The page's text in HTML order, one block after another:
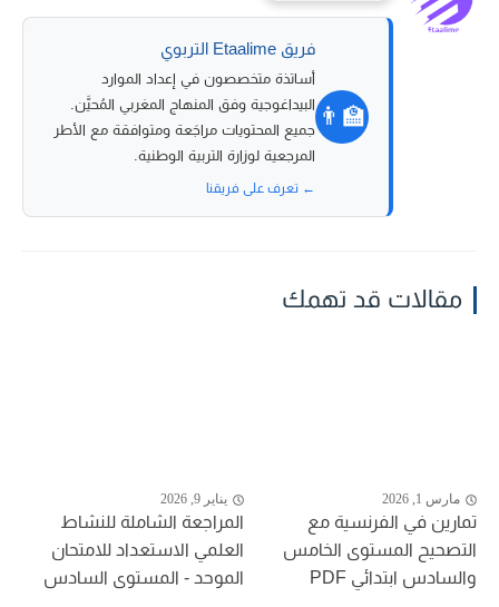
👨‍🏫
فريق Etaalime التربوي
أساتذة متخصصون في إعداد الموارد
البيداغوجية وفق المنهاج المغربي المُحيَّن.
جميع المحتويات مراجَعة ومتوافقة مع الأطر
المرجعية لوزارة التربية الوطنية.
← تعرف على فريقنا
مقالات قد تهمك
مارس 1, 2026
تمارين في الفرنسية مع
التصحيح المستوى الخامس
والسادس ابتدائي PDF
يناير 9, 2026
المراجعة الشاملة للنشاط
العلمي الاستعداد للامتحان
الموحد - المستوى السادس